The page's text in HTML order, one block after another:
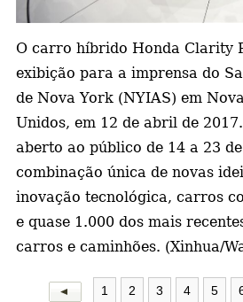
O carro híbrido Honda Clarity
exibição para a imprensa do
de Nova York (NYIAS) em
Unidos, em 12 de abril de
aberto ao público de 14 a 23
combinação única de novas
inovação tecnológica, carros
e quase 1.000 dos mais
carros e caminhões. (Xinhua/
1 2 3 4 5